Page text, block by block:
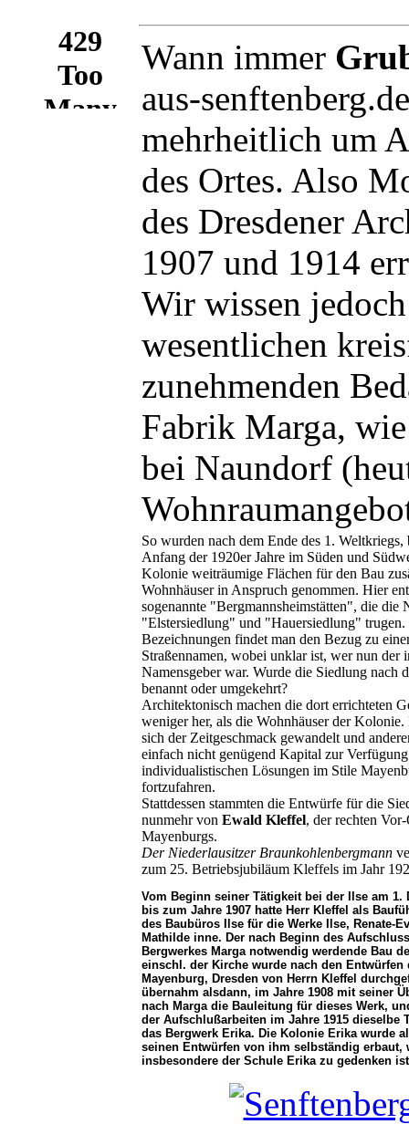
Wann immer
aus-
mehrheitlich um
des Ortes. Also
des Dresdener
1907 und 1914
Wir wissen
wesentlichen
zunehmenden
Fabrik Marga,
bei Naundorf
So wurden nach dem Ende des 1. Weltkriegs,
Anfang der 1920er Jahre im Süden und
Kolonie weiträumige Flächen für den Bau
Wohnhäuser in Anspruch genommen. Hier
sogenannte "Bergmannsheimstätten", die die
"Elstersiedlung" und "Hauersiedlung" trugen.
Bezeichnungen findet man den Bezug zu
Straßennamen, wobei unklar ist, wer nun der
Namensgeber war. Wurde die Siedlung nach
benannt oder umgekehrt?
Architektonisch machen die dort errichteten
weniger her, als die Wohnhäuser der Kolonie.
sich der Zeitgeschmack gewandelt und
einfach nicht genügend Kapital zur
individualistischen Lösungen im Stile
fortzufahren.
Stattdessen stammten die Entwürfe für die
nunmehr von Ewald Kleffel, der rechten
Mayenburgs.
Der Niederlausitzer Braunkohlenbergmann
zum 25. Betriebsjubiläum Kleffels im Jahr
Vom Beginn seiner Tätigkeit bei der Ilse am 1.
bis zum Jahre 1907 hatte Herr Kleffel als
des Baubüros Ilse für die Werke Ilse, Renate-
Mathilde inne. Der nach Beginn des
Bergwerkes Marga notwendig werdende Bau
einschl. der Kirche wurde nach den Entwürfen
Mayenburg, Dresden von Herrn Kleffel
übernahm alsdann, im Jahre 1908 mit seiner
nach Marga die Bauleitung für dieses Werk,
der Aufschlußarbeiten im Jahre 1915 dieselbe
das Bergwerk Erika. Die Kolonie Erika wurde
seinen Entwürfen von ihm selbständig erbaut,
insbesondere der Schule Erika zu gedenken